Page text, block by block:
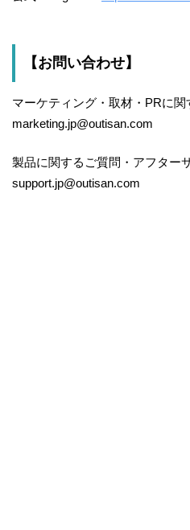
【お問い合わせ】
マーケティング・取材・PRに
marketing.jp@outisan.com
製品に関するご質問・アフター
support.jp@outisan.com